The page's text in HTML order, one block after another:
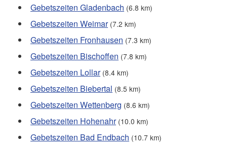
Gebetszeiten Gladenbach (6.8 km)
Gebetszeiten Weimar (7.2 km)
Gebetszeiten Fronhausen (7.3 km)
Gebetszeiten Bischoffen (7.8 km)
Gebetszeiten Lollar (8.4 km)
Gebetszeiten Biebertal (8.5 km)
Gebetszeiten Wettenberg (8.6 km)
Gebetszeiten Hohenahr (10.0 km)
Gebetszeiten Bad Endbach (10.7 km)